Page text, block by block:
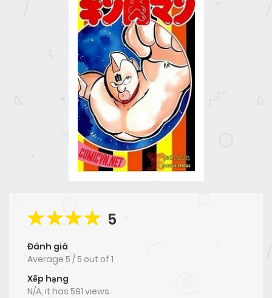
5
Đánh giá
Average 5 /5 out of 1
Xếp hạng
N/A, it has 591 views